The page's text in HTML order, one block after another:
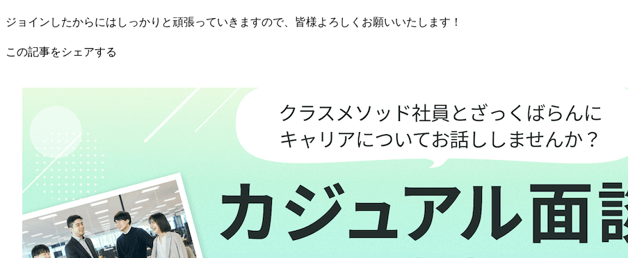
ジョインしたからにはしっかりと頑張っていきますので、皆様よろしくお願いいたします！
この記事をシェアする